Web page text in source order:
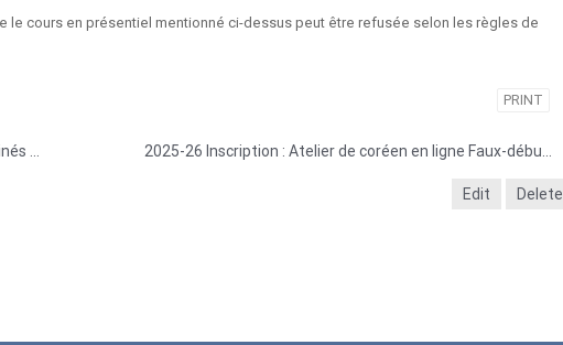
le cours en présentiel mentionné ci-dessus peut être refusée selon les règles de
PRINT
Edit Delete